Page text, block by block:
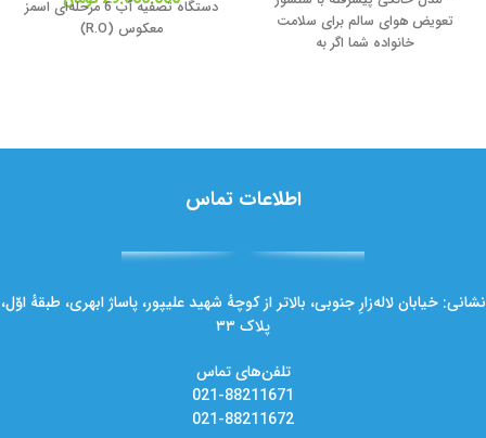
تعویض هوای سالم برای سلامت
خانواده شما اگر به
دستگاه تصفیه آب 6 مرحله‌ای اسمز
معکوس (R.O)
اطلاعات تماس
نشانی: خیابان لاله‌زارِ جنوبی، بالاتر از کوچهٔ شهید علیپور، پاساژ ابهری، طبقهٔ اوّل،
پلاک ۳۳
تلفن‌های تماس
021-88211671
021-88211672